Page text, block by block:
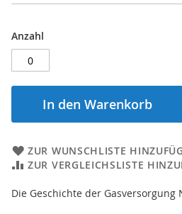
Anzahl
In den Warenkorb
ZUR WUNSCHLISTE
ZUR VERGLEICHSLISTE
Die Geschichte der Gasversorgung